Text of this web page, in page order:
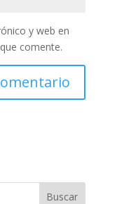
y web en
comente.